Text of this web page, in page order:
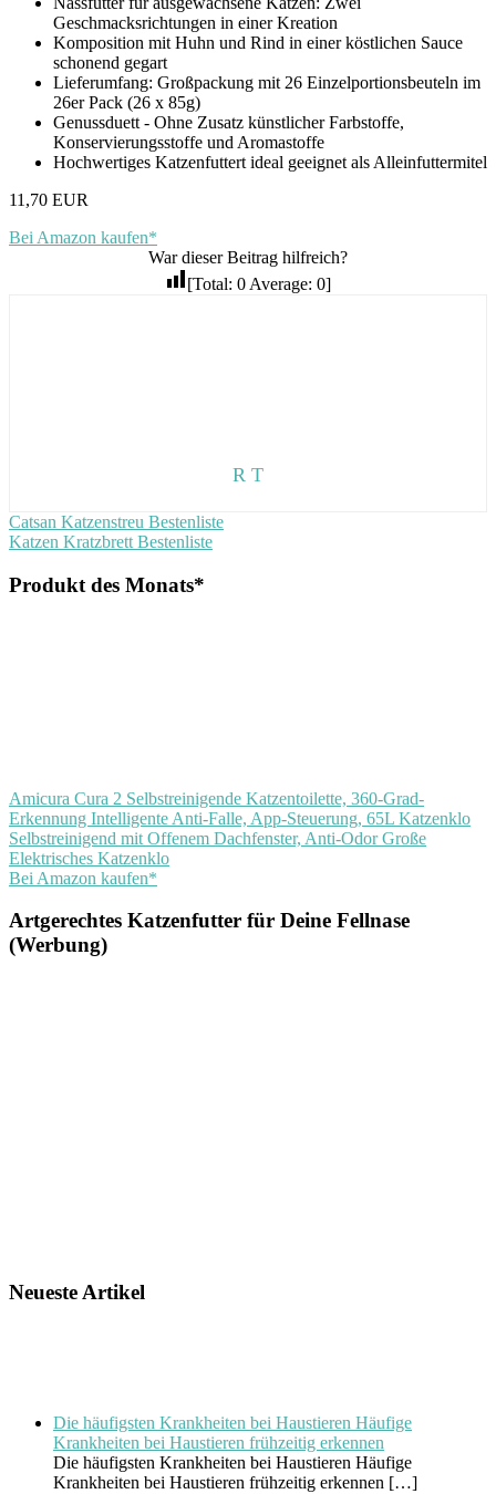
Geschmacksrichtungen in einer Kreation
Komposition mit Huhn und Rind in einer köstlichen Sauce
schonend gegart
Lieferumfang: Großpackung mit 26 Einzelportionsbeuteln im
26er Pack (26 x 85g)
Genussduett - Ohne Zusatz künstlicher Farbstoffe,
Konservierungsstoffe und Aromastoffe
Hochwertiges Katzenfuttert ideal geeignet als Alleinfuttermitel
11,70 EUR
Bei Amazon kaufen*
War dieser Beitrag hilfreich?
[Total: 0 Average: 0]
R T
Beitragsnavigation
Vorheriger
Beitrag:
Catsan Katzenstreu Bestenliste
Nächster
Katzen Kratzbrett Bestenliste
Produkt des Monats*
Amicura Cura 2 Selbstreinigende Katzentoilette, 360-Grad-
Erkennung Intelligente Anti-Falle, App-Steuerung, 65L Katzenklo
Selbstreinigend mit Offenem Dachfenster, Anti-Odor Große
Elektrisches Katzenklo
Bei Amazon kaufen*
Artgerechtes Katzenfutter für Deine Fellnase
(Werbung)
Neueste Artikel
Die häufigsten Krankheiten bei Haustieren Häufige
Krankheiten bei Haustieren frühzeitig erkennen
Die häufigsten Krankheiten bei Haustieren Häufige
Krankheiten bei Haustieren frühzeitig erkennen […]